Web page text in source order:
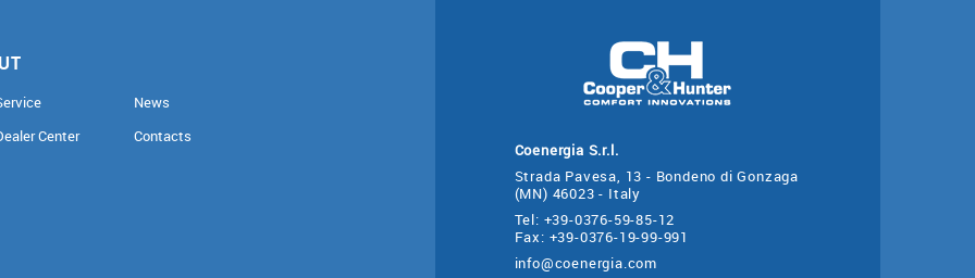
Center
News
Contacts
Coenergia S.r.l.
Strada Pavesa, 13 - Bondeno di Gonzaga
(MN) 46023 - Italy
Tel: +39-0376-59-85-12
Fax: +39-0376-19-99-991
info@coenergia.com